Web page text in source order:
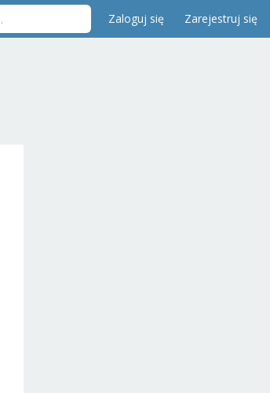
Zaloguj się Zarejestruj się